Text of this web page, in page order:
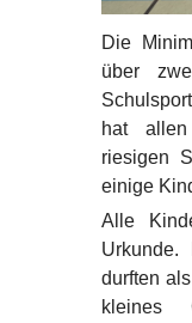
Die
über
hat
riesigen
einige
Alle
Urkunde.
durften als
kleines